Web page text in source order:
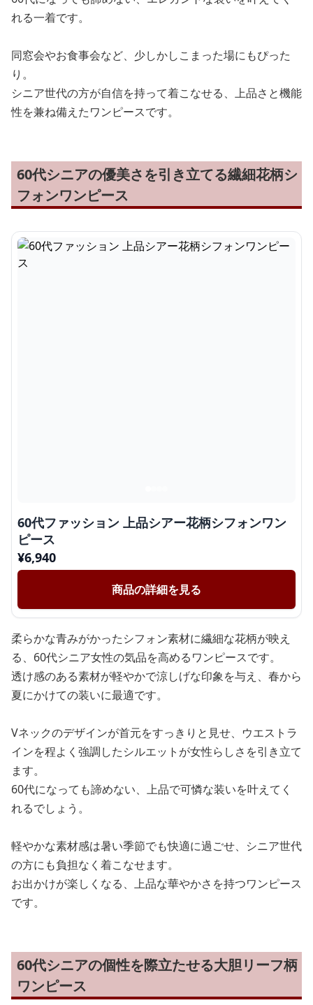
れる一着です。
同窓会やお食事会など、少しかしこまった場にもぴった
り。
シニア世代の方が自信を持って着こなせる、上品さと機能
性を兼ね備えたワンピースです。
60代シニアの優美さを引き立てる繊細花柄シ
フォンワンピース
60代ファッション 上品シアー花柄シフォンワン
ピース
¥6,940
商品の詳細を見る
柔らかな青みがかったシフォン素材に繊細な花柄が映え
る、60代シニア女性の気品を高めるワンピースです。
透け感のある素材が軽やかで涼しげな印象を与え、春から
夏にかけての装いに最適です。
Vネックのデザインが首元をすっきりと見せ、ウエストラ
インを程よく強調したシルエットが女性らしさを引き立て
ます。
60代になっても諦めない、上品で可憐な装いを叶えてく
れるでしょう。
軽やかな素材感は暑い季節でも快適に過ごせ、シニア世代
の方にも負担なく着こなせます。
お出かけが楽しくなる、上品な華やかさを持つワンピース
です。
60代シニアの個性を際立たせる大胆リーフ柄
ワンピース